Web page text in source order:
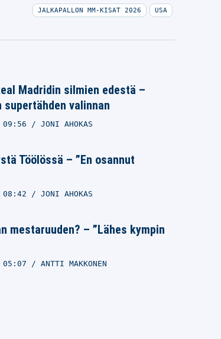
JALKAPALLON MM-KISAT 2026 USA
Madridin silmien edestä –
valinnan
JONI AHOKAS
Töölössä – ”En osannut
JONI AHOKAS
mestaruuden? – ”Lähes kympin
ANTTI MAKKONEN